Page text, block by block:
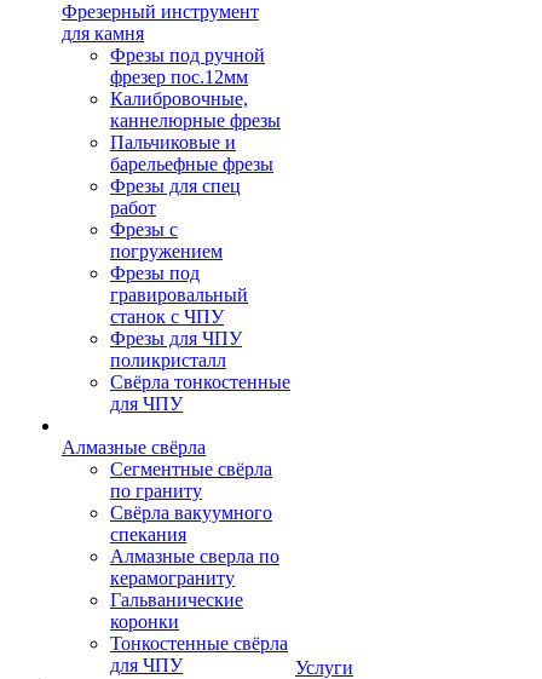
Фрезерный инструмент
для камня
Фрезы под ручной
фрезер пос.12мм
Калибровочные,
каннелюрные фрезы
Пальчиковые и
барельефные фрезы
Фрезы для спец
работ
Фрезы с
погружением
Фрезы под
гравировальный
станок с ЧПУ
Фрезы для ЧПУ
поликристалл
Свёрла тонкостенные
для ЧПУ
Алмазные свёрла
Сегментные свёрла
по граниту
Свёрла вакуумного
спекания
Алмазные сверла по
керамограниту
Гальванические
коронки
Тонкостенные свёрла
для ЧПУ
Услуги